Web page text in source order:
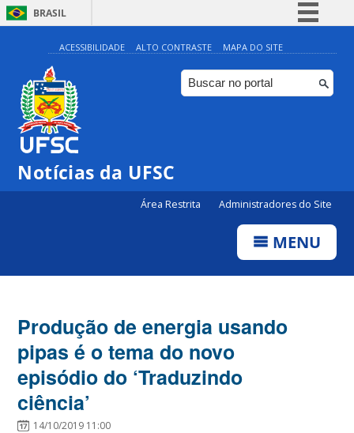
BRASIL
Simplifique!
Comunica BR
Participe
ACESSIBILIDADE ALTO CONTRASTE MAPA DO SITE
Notícias da UFSC
Área Restrita Administradores do Site
MENU
Produção de energia usando
pipas é o tema do novo
episódio do ‘Traduzindo
ciência’
14/10/2019 11:00